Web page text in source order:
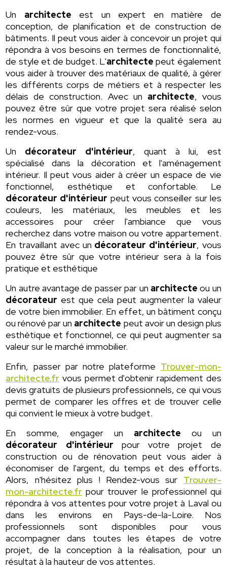
Un architecte est un expert en matière de
conception, de planification et de construction de
bâtiments. Il peut vous aider à concevoir un projet qui
répondra à vos besoins en termes de fonctionnalité,
de style et de budget. L'architecte peut également
vous aider à trouver des matériaux de qualité, à gérer
les différents corps de métiers et à respecter les
délais de construction. Avec un architecte, vous
pouvez être sûr que votre projet sera réalisé selon
les normes en vigueur et que la qualité sera au
rendez-vous.
Un décorateur d'intérieur, quant à lui, est
spécialisé dans la décoration et l'aménagement
intérieur. Il peut vous aider à créer un espace de vie
fonctionnel, esthétique et confortable. Le
décorateur d'intérieur peut vous conseiller sur les
couleurs, les matériaux, les meubles et les
accessoires pour créer l'ambiance que vous
recherchez dans votre maison ou votre appartement.
En travaillant avec un décorateur d'intérieur, vous
pouvez être sûr que votre intérieur sera à la fois
pratique et esthétique
Un autre avantage de passer par un architecte ou un
décorateur est que cela peut augmenter la valeur
de votre bien immobilier. En effet, un bâtiment conçu
ou rénové par un architecte peut avoir un design plus
esthétique et fonctionnel, ce qui peut augmenter sa
valeur sur le marché immobilier.
Enfin, passer par notre plateforme Trouver-mon-
architecte.fr vous permet d'obtenir rapidement des
devis gratuits de plusieurs professionnels, ce qui vous
permet de comparer les offres et de trouver celle
qui convient le mieux à votre budget.
En somme, engager un architecte ou un
décorateur d'intérieur pour votre projet de
construction ou de rénovation peut vous aider à
économiser de l'argent, du temps et des efforts.
Alors, n'hésitez plus ! Rendez-vous sur Trouver-
mon-architecte.fr pour trouver le professionnel qui
répondra à vos attentes pour votre projet à Laval ou
dans les environs en Pays-de-la-Loire. Nos
professionnels sont disponibles pour vous
accompagner dans toutes les étapes de votre
projet, de la conception à la réalisation, pour un
résultat à la hauteur de vos attentes.